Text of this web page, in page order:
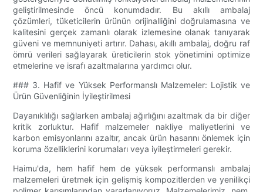
geliştirilmesinde öncü konumdadır. Bu akıllı ambalaj
çözümleri, tüketicilerin ürünün orijinalliğini doğrulamasına ve
kalitesini gerçek zamanlı olarak izlemesine olanak tanıyarak
güveni ve memnuniyeti artırır. Dahası, akıllı ambalaj, doğru raf
ömrü verileri sağlayarak üreticilerin stok yönetimini optimize
etmelerine ve israfı azaltmalarına yardımcı olur.
### 3. Hafif ve Yüksek Performanslı Malzemeler: Lojistik ve
Ürün Güvenliğinin İyileştirilmesi
Dayanıklılığı sağlarken ambalaj ağırlığını azaltmak da bir diğer
kritik zorluktur. Hafif malzemeler nakliye maliyetlerini ve
karbon emisyonlarını azaltır, ancak ürün hasarını önlemek için
koruma özelliklerini korumaları veya iyileştirmeleri gerekir.
Haimu'da, hem hafif hem de yüksek performanslı ambalaj
malzemeleri üretmek için gelişmiş kompozitlerden ve yenilikçi